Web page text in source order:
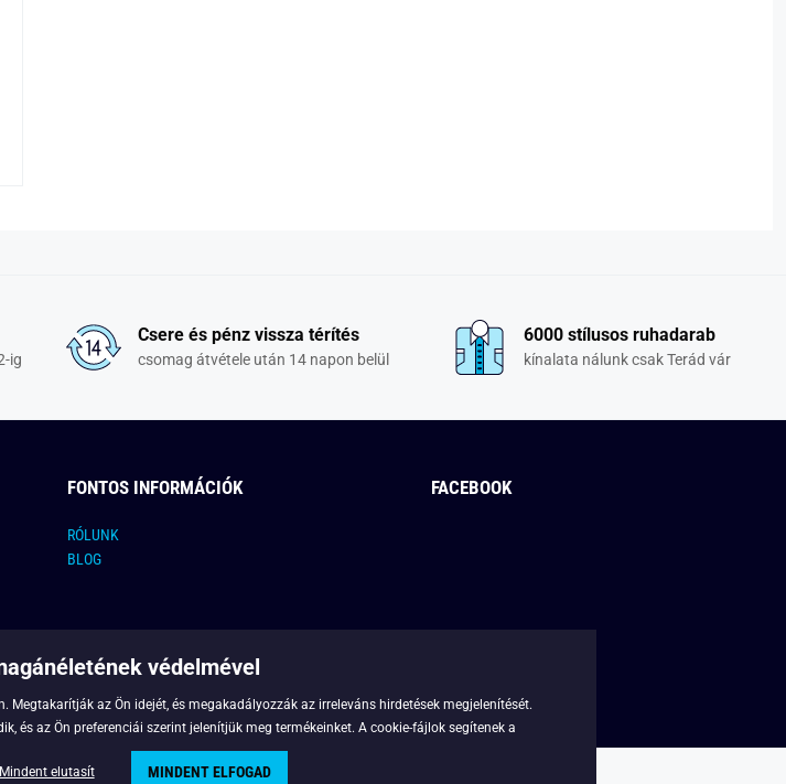
ig
Csere és pénz vissza térítés
csomag átvétele után 14 napon belül
6000 stílusos ruhadarab
kínalata nálunk csak Terád vár
FONTOS INFORMÁCIÓK
RÓLUNK
BLOG
FACEBOOK
© 2022 - Legyferfi.hu
védelmével
az Ön idejét, és megakadályozzák az irreleváns hirdetések megjelenítését.
és az Ön preferenciái szerint jelenítjük meg termékeinket. A cookie-fájlok segítenek a
Mindent elutasít MINDENT ELFOGAD